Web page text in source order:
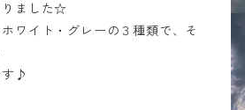
りました☆
ワイト・グレーの３種類で、そ
す♪